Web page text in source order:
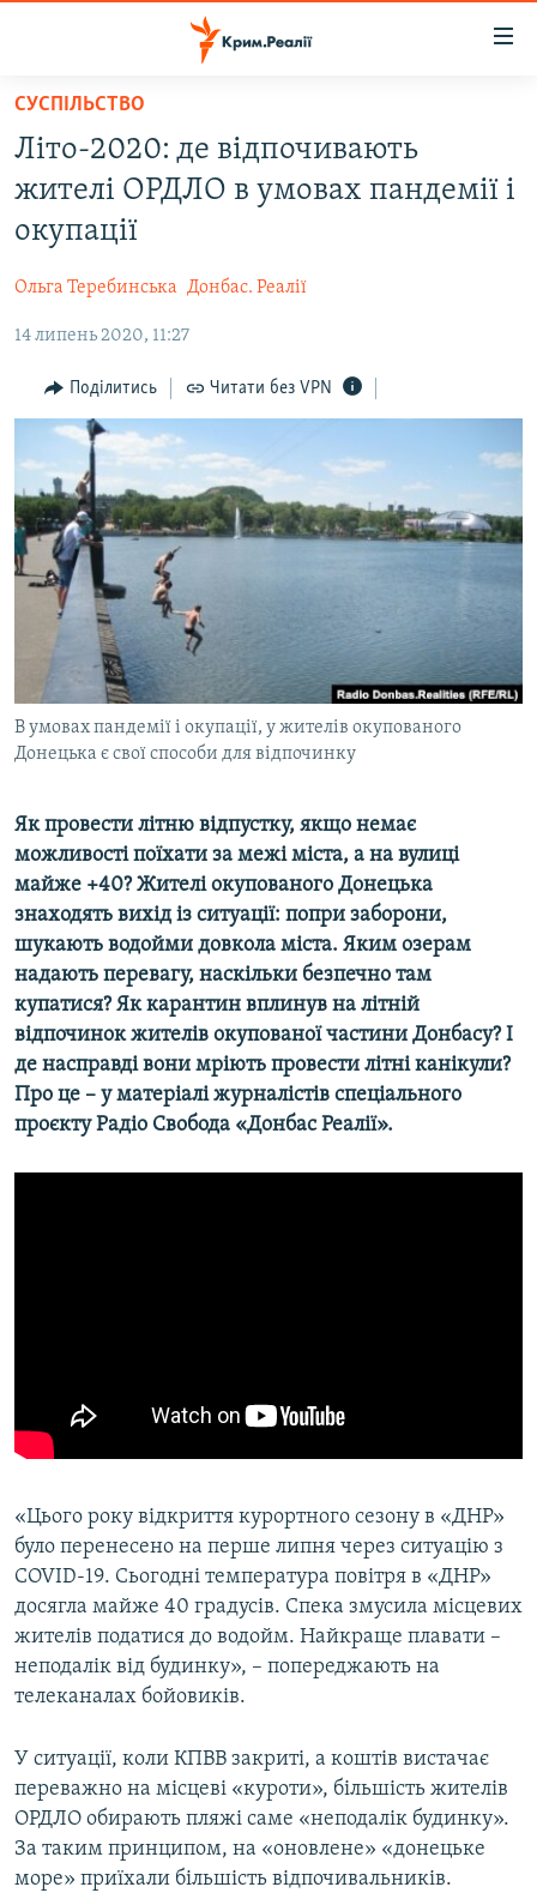
Перейти
основного
матеріалу
до
основної
Перейти
пошуку
ВІДЕО ТА ФОТО
БЛОГИ
ПОГЛЯД
ІНТЕРВ'Ю
ВСЕ ЗА ДЕНЬ
СПЕЦПРОЕКТИ
ДЕПОРТАЦІЯ
ВІДЕОУРОКИ «ELIFBE»
СВІДЧЕННЯ ОКУПАЦІЇ
УКРАЇНСЬКА ПРОБЛЕМА КРИМУ
ІНФОГРАФІКА
ЯК ОБІЙТИ БЛОКУВАННЯ
Русский
Qırımtatar
ДОЛУЧАЙСЯ!
СУСПІЛЬСТВО
Літо-2020: де відпочивають
жителі ОРДЛО в умовах пандемії і
окупації
Ольга Теребинська Донбас. Реалії
14 липень 2020, 11:27
Поділитись Читати без VPN
В умовах пандемії і окупації, у жителів окупованого
Донецька є свої способи для відпочинку
Як провести літню відпустку, якщо немає
можливості поїхати за межі міста, а на вулиці
майже +40? Жителі окупованого Донецька
знаходять вихід із ситуації: попри заборони,
шукають водойми довкола міста. Яким озерам
надають перевагу, наскільки безпечно там
купатися? Як карантин вплинув на літній
відпочинок жителів окупованої частини Донбасу? І
де насправді вони мріють провести літні канікули?
Про це – у матеріалі журналістів спеціального
проєкту Радіо Свобода «Донбас Реалії».​
«Цього року відкриття курортного сезону в «ДНР»
було перенесено на перше липня через ситуацію з
COVID-19. Сьогодні температура повітря в «ДНР»
досягла майже 40 градусів. Спека змусила місцевих
жителів податися до водойм. Найкраще плавати –
неподалік від будинку», – попереджають на
телеканалах бойовиків.
У ситуації, коли КПВВ закриті, а коштів вистачає
переважно на місцеві «куроти», більшість жителів
ОРДЛО обирають пляжі саме «неподалік будинку».
За таким принципом, на «оновлене» «донецьке
море» приїхали більшість відпочивальників.